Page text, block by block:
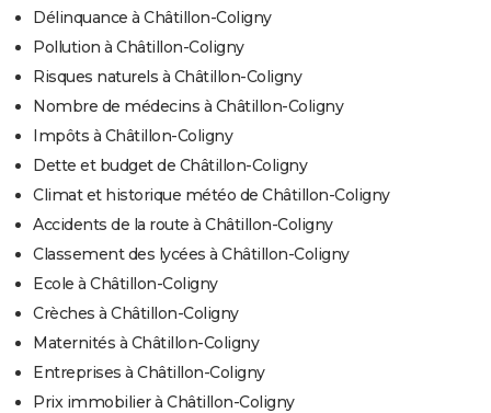
Délinquance à Châtillon-Coligny
Pollution à Châtillon-Coligny
Risques naturels à Châtillon-Coligny
Nombre de médecins à Châtillon-Coligny
Impôts à Châtillon-Coligny
Dette et budget de Châtillon-Coligny
Climat et historique météo de Châtillon-Coligny
Accidents de la route à Châtillon-Coligny
Classement des lycées à Châtillon-Coligny
Ecole à Châtillon-Coligny
Crèches à Châtillon-Coligny
Maternités à Châtillon-Coligny
Entreprises à Châtillon-Coligny
Prix immobilier à Châtillon-Coligny